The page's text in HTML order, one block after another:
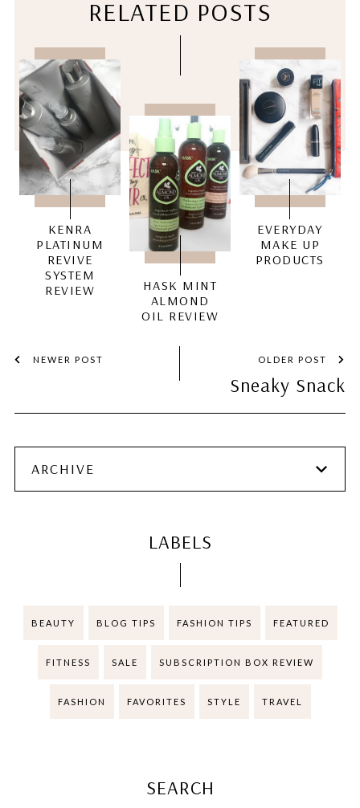
RELATED POSTS
KENRA
PLATINUM
REVIVE
SYSTEM
REVIEW
HASK MINT
ALMOND
OIL REVIEW
EVERYDAY
MAKE UP
PRODUCTS
NEWER POST OLDER POST
Sneaky Snack
ARCHIVE
LABELS
BEAUTY BLOG TIPS FASHION TIPS FEATURED
FITNESS SALE SUBSCRIPTION BOX REVIEW
FASHION FAVORITES STYLE TRAVEL
SEARCH